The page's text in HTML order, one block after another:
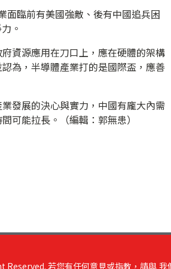
面臨前有美國強敵、後有中國追兵困
。
資源應用在刀口上，應在硬體的架構
為，半導體產業打的是國際盃，應善
發展的決心與實力，中國有龐大內需
可能拉長。（編輯：郭無患）
Reserved. 若您有任何意見或指教，請與 我